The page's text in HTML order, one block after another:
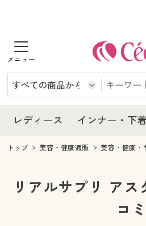
商品を探す
レディース
レディースファッション
女性下着
インナー・下着
インナー・下着通販すべて
女性下着
メンズ
メンズ通販すべて
家電・雑貨
寝具・インテリア・家具
レディース インナー・下着
レディース
レディース通販すべて
レディースファッション
インナー・下着
インナー・下着通販すべて
メンズ
寝具・インテリア・家具通販すべて
トップ 美容・健康通販 美容・健康・
リアルサプリ アス
コミ